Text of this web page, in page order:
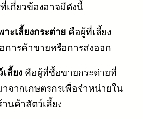
เกี่ยวข้องอาจมีดังนี้
าะเลี้ยงกระต่าย คือผู้ที่เลี้ยง
การค้าขายหรือการส่งออก
ลี้ยง คือผู้ที่ซื้อขายกระต่ายที่
าจากเกษตรกรเพื่อจำหน่ายใน
นค้าสัตว์เลี้ยง